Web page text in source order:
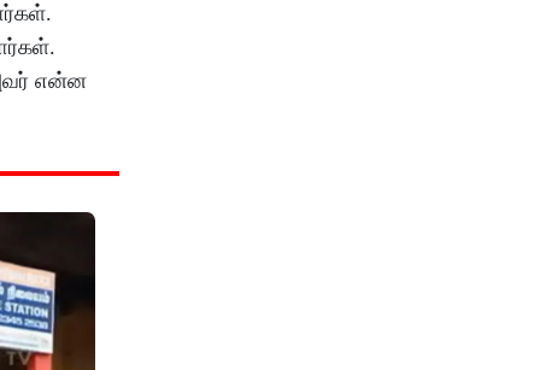
என்ன